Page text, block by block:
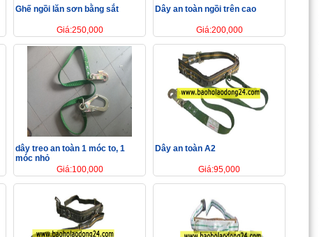
Ghế ngồi lăn sơn bằng sắt
Giá:250,000
Dây an toàn ngồi trên cao
Giá:200,000
dây treo an toàn 1 móc to, 1
móc nhỏ
Giá:100,000
Dây an toàn A2
Giá:95,000